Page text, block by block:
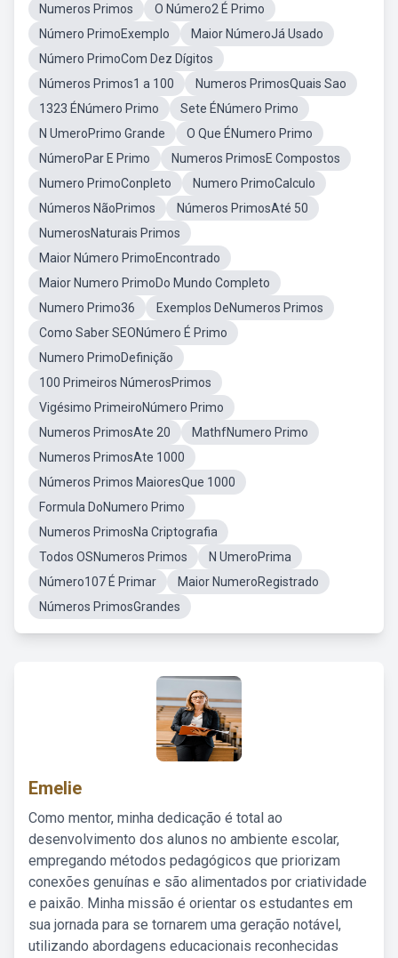
Numeros Primos
O Número2 É Primo
Número PrimoExemplo
Maior NúmeroJá Usado
Número PrimoCom Dez Dígitos
Números Primos1 a 100
Numeros PrimosQuais Sao
1323 ÉNúmero Primo
Sete ÉNúmero Primo
N UmeroPrimo Grande
O Que ÉNumero Primo
NúmeroPar E Primo
Numeros PrimosE Compostos
Numero PrimoConpleto
Numero PrimoCalculo
Números NãoPrimos
Números PrimosAté 50
NumerosNaturais Primos
Maior Número PrimoEncontrado
Maior Numero PrimoDo Mundo Completo
Numero Primo36
Exemplos DeNumeros Primos
Como Saber SEONúmero É Primo
Numero PrimoDefinição
100 Primeiros NúmerosPrimos
Vigésimo PrimeiroNúmero Primo
Numeros PrimosAte 20
MathfNumero Primo
Numeros PrimosAte 1000
Números Primos MaioresQue 1000
Formula DoNumero Primo
Numeros PrimosNa Criptografia
Todos OSNumeros Primos
N UmeroPrima
Número107 É Primar
Maior NumeroRegistrado
Números PrimosGrandes
Emelie
Como mentor, minha dedicação é total ao
desenvolvimento dos alunos no ambiente escolar,
empregando métodos pedagógicos que priorizam
conexões genuínas e são alimentados por criatividade
e paixão. Minha missão é orientar os estudantes em
sua jornada para se tornarem uma geração notável,
utilizando abordagens educacionais reconhecidas